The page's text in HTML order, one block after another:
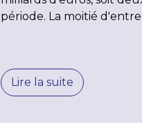
période. La moitié
Lire la suite